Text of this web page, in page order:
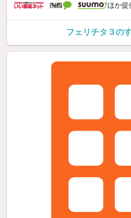
ほか提
フェリチタ３の